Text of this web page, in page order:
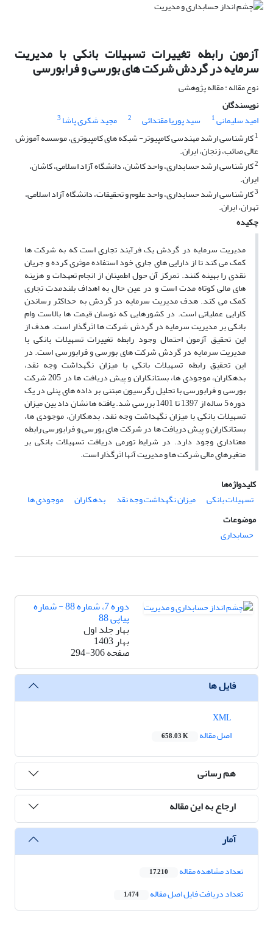
آزمون رابطه تغییرات تسهیلات بانکی با مدیریت
سرمایه در گردش شرکت های بورسی و فرابورسی
نوع مقاله : مقاله پژوهشی
نویسندگان
امید سلیمانی1 سید پوریا مقتدائی 2 مجید شکری پاشا 3
1کارشناسی ارشد مهندسی کامپیوتر- شبکه های کامپیوتری، موسسه آموزش
عالی صائب، زنجان، ایران.
2کارشناسی ارشد حسابداری، واحد کاشان، دانشگاه آزاد اسلامی، کاشان،
ایران.
3کارشناسی ارشد حسابداری، واحد علوم و تحقیقات، دانشگاه آزاد اسلامی،
تهران، ایران.
چکیده
مدیریت سرمایه در گردش یک فرآیند تجاری است که به شرکت ها
کمک می کند تا از دارایی های جاری خود استفاده موثری کرده و جریان
نقدی را بهینه کنند. تمرکز آن حول اطمینان از انجام تعهدات و هزینه
های مالی کوتاه مدت است و در عین حال به اهداف بلندمدت تجاری
کمک می کند. هدف مدیریت سرمایه در گردش به حداکثر رساندن
کارایی عملیاتی است. در کشورهایی که نوسان قیمت ها بالاست وام
بانکی بر مدیریت سرمایه در گردش شرکت ها اثرگذار است. هدف از
این تحقیق آزمون احتمال وجود رابطه تغییرات تسهیلات بانکی با
مدیریت سرمایه در گردش شرکت های بورسی و فرابورسی است. در
این تحقیق رابطه تسهیلات بانکی با میزان نگهداشت وجه نقد،
بدهکاران، موجودی ها، بستانکاران و پیش دریافت ها در 205 شرکت
بورسی و فرابورسی با تحلیل رگرسیون مبتنی بر داده های پنلی در یک
دوره 5 ساله از 1397 تا 1401 بررسی شد. یافته ها نشان داد بین میزان
تسهیلات بانکی با میزان نگهداشت وجه نقد، بدهکاران، موجودی ها،
بستانکاران و پیش دریافت ها در شرکت های بورسی و فرابورسی رابطه
معناداری وجود دارد. در شرایط تورمی دریافت تسهیلات بانکی بر
متغیرهای مالی شرکت ها و مدیریت آنها اثرگذار است.
کلیدواژه‌ها
تسهیلات بانکی
میزان نگهداشت وجه نقد بدهکاران
موجودی ها
موضوعات
حسابداری
دوره 7، شماره 88 - شماره
پیاپی 88
بهار جلد اول
بهار 1403
صفحه294-306
فایل ها
اصل مقاله
658.03 K
هم رسانی
ارجاع به این مقاله
آمار
تعداد مشاهده مقاله 17,210
تعداد دریافت فایل اصل مقاله 1,474